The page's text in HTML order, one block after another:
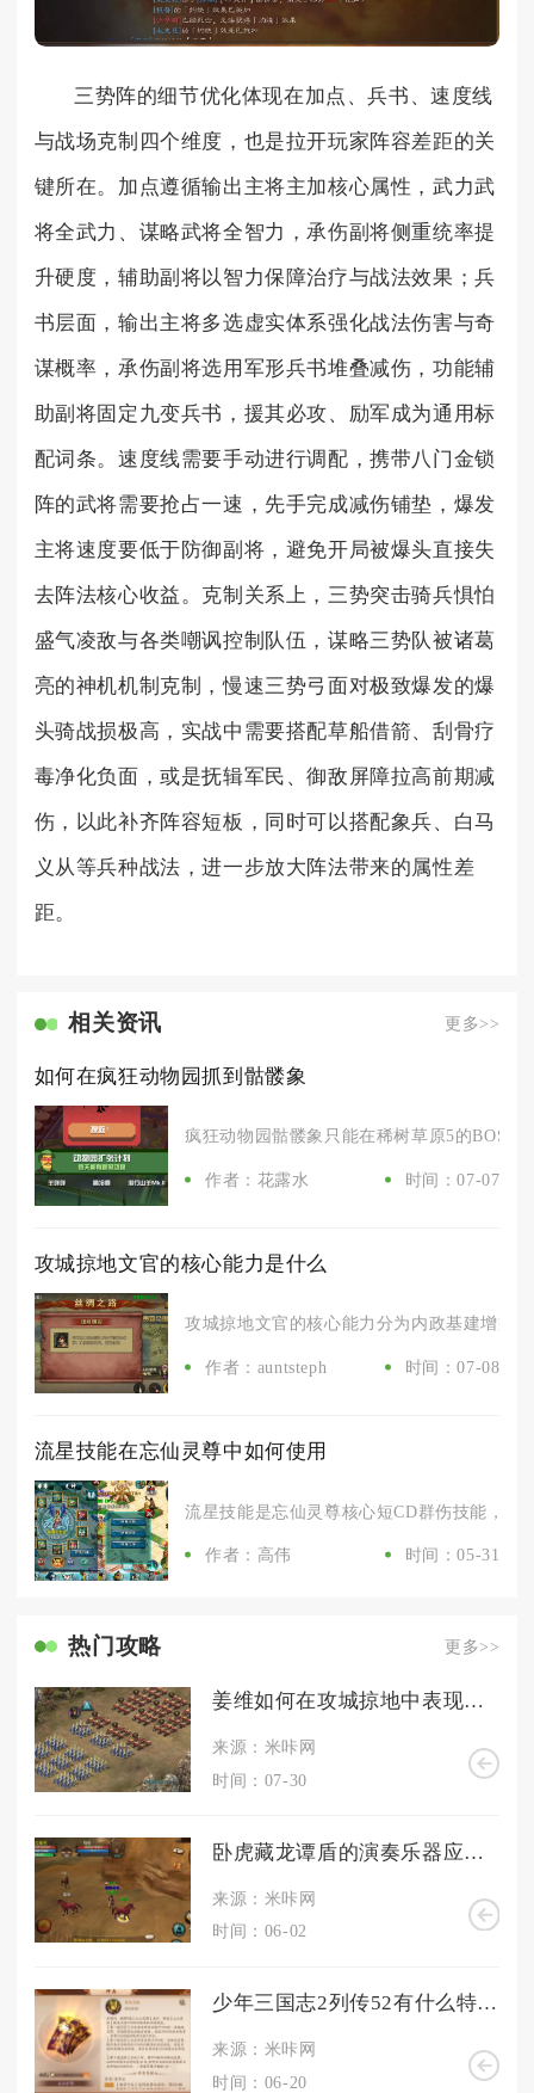
三势阵的细节优化体现在加点、兵书、速度线
与战场克制四个维度，也是拉开玩家阵容差距的关
键所在。加点遵循输出主将主加核心属性，武力武
将全武力、谋略武将全智力，承伤副将侧重统率提
升硬度，辅助副将以智力保障治疗与战法效果；兵
书层面，输出主将多选虚实体系强化战法伤害与奇
谋概率，承伤副将选用军形兵书堆叠减伤，功能辅
助副将固定九变兵书，援其必攻、励军成为通用标
配词条。速度线需要手动进行调配，携带八门金锁
阵的武将需要抢占一速，先手完成减伤铺垫，爆发
主将速度要低于防御副将，避免开局被爆头直接失
去阵法核心收益。克制关系上，三势突击骑兵惧怕
盛气凌敌与各类嘲讽控制队伍，谋略三势队被诸葛
亮的神机机制克制，慢速三势弓面对极致爆发的爆
头骑战损极高，实战中需要搭配草船借箭、刮骨疗
毒净化负面，或是抚辑军民、御敌屏障拉高前期减
伤，以此补齐阵容短板，同时可以搭配象兵、白马
义从等兵种战法，进一步放大阵法带来的属性差
距。
相关资讯 更多>>
如何在疯狂动物园抓到骷髅象
疯狂动物园骷髅象只能在稀树草原5的BOSS
作者：花露水 时间：07-07
攻城掠地文官的核心能力是什么
攻城掠地文官的核心能力分为内政基建增益
作者：auntsteph 时间：07-08
流星技能在忘仙灵尊中如何使用
流星技能是忘仙灵尊核心短CD群伤技能，主
作者：高伟 时间：05-31
热门攻略 更多>>
姜维如何在攻城掠地中表现出过人之处
来源：米咔网
时间：07-30
卧虎藏龙谭盾的演奏乐器应该是什么
来源：米咔网
时间：06-02
少年三国志2列传52有什么特殊奖励可以获得
来源：米咔网
时间：06-20